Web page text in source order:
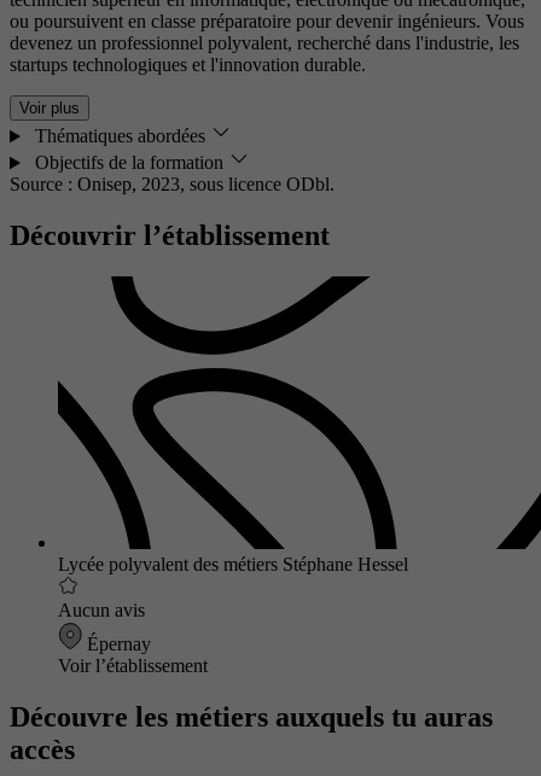
ou poursuivent en classe préparatoire pour devenir ingénieurs. Vous
devenez un professionnel polyvalent, recherché dans l'industrie, les
startups technologiques et l'innovation durable.
Voir plus
Thématiques abordées
Objectifs de la formation
Source : Onisep, 2023, sous licence ODbl.
Découvrir l’établissement
Lycée polyvalent des métiers Stéphane Hessel
Aucun avis
Épernay
Voir l’établissement
Découvre les métiers auxquels tu auras
accès